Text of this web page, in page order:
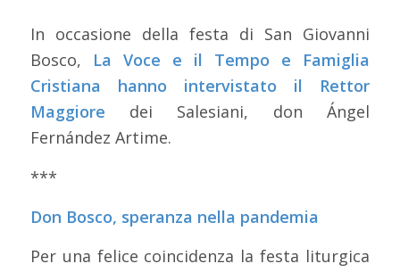
In occasione della festa di San Giovanni
Bosco, La Voce e il Tempo e Famiglia
Cristiana hanno intervistato il Rettor
Maggiore dei Salesiani, don Ángel
Fernández Artime.
***
Don Bosco, speranza nella pandemia
Per una felice coincidenza la festa liturgica